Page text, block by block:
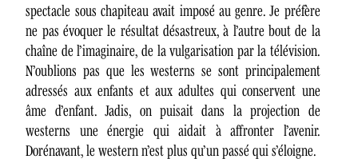
spectacle sous chapiteau avait imposé au genre. Je préfère
ne pas évoquer le résultat désastreux, à l’autre bout de la
chaîne de l’imaginaire, de la vulgarisation par la télévision.
N’oublions pas que les westerns se sont principalement
adressés aux enfants et aux adultes qui conservent une
âme d’enfant. Jadis, on puisait dans la projection de
westerns une énergie qui aidait à affronter l’avenir.
Dorénavant, le western n’est plus qu’un passé qui s’éloigne.